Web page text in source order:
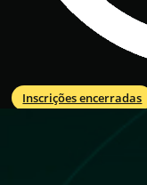
Inscrições encerradas